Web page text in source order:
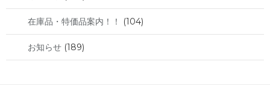
在庫品・特価品案内！！ (104)
お知らせ (189)